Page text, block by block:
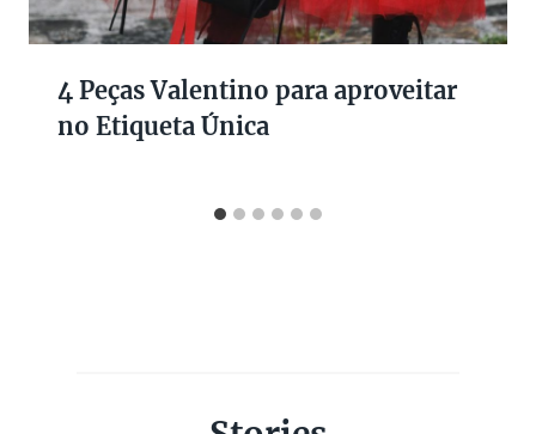
4 Peças Valentino para aproveitar
no Etiqueta Única